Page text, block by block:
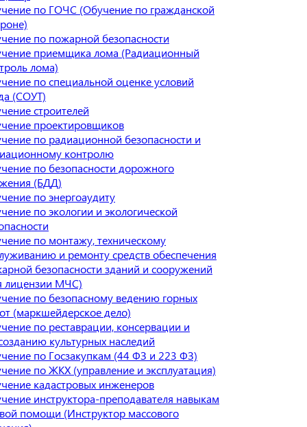
по ГОЧС (Обучение по гражданской
по пожарной безопасности
приемщика лома (Радиационный
лома)
по специальной оценке условий
(СОУТ)
строителей
проектировщиков
по радиационной безопасности и
контролю
по безопасности дорожного
(БДД)
по энергоаудиту
по экологии и экологической
по монтажу, техническому
и ремонту средств обеспечения
безопасности зданий и сооружений
лицензии МЧС)
по безопасному ведению горных
(маркшейдерское дело)
по реставрации, консервации и
культурных наследий
по Госзакупкам (44 ФЗ и 223 ФЗ)
по ЖКХ (управление и эксплуатация)
кадастровых инженеров
инструктора-преподавателя навыкам
помощи (Инструктор массового